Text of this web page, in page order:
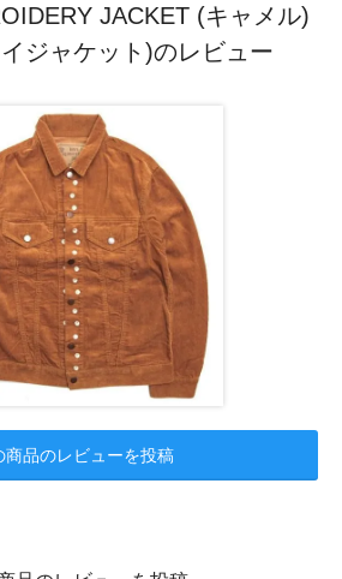
JACKET (キャメル)
ジャケット)のレビュー
商品のレビューを投稿